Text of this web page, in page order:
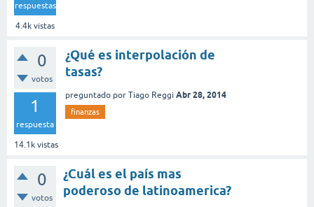
respuestas
4.4k vistas
0
votos
1
respuesta
14.1k vistas
¿Qué es interpolación de
tasas?
preguntado por Tiago Reggi Abr 28, 2014
finanzas
0
votos
¿Cuál es el país mas
poderoso de latinoamerica?